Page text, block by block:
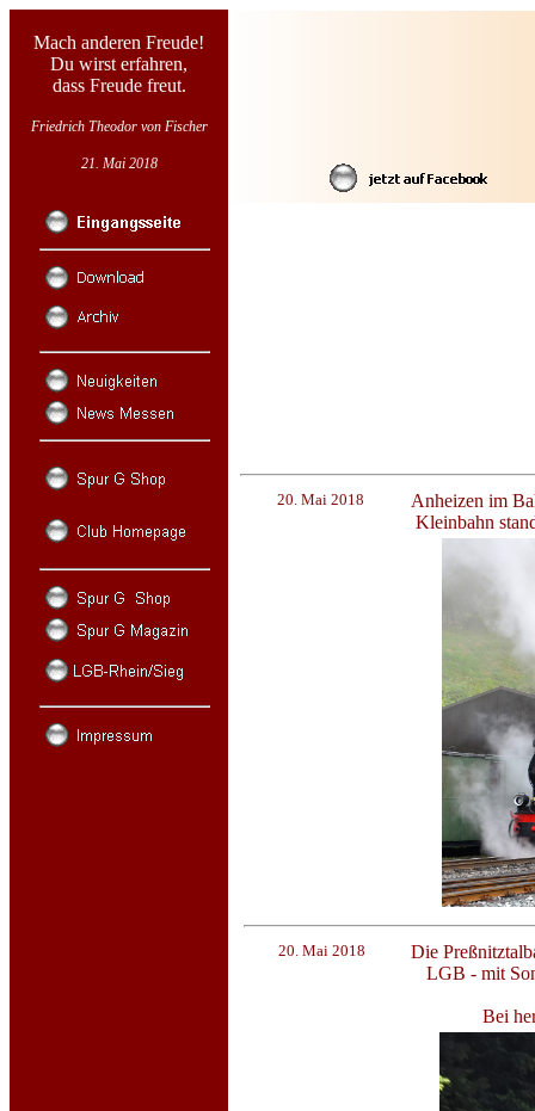
Mach anderen Freude!
Du wirst erfahren,
dass Freude freut.
Friedrich Theodor von Fischer
21. Mai 2018
20. Mai 2018
Anheizen im
Kleinbahn
20. Mai 2018
Die
LGB - mit
Bei